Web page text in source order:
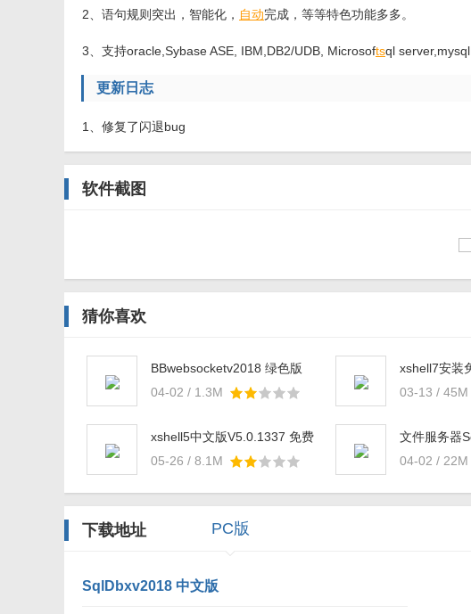
2、语句规则突出，智能化， 自动完成，等等特色功能多多。
3、支持oracle,Sybase ASE, IBM,DB2/UDB, Microsoftsql
更新日志
1、修复了闪退bug
软件截图
猜你喜欢
BBwebsocketv2018 绿色版
04-02 / 1.3M
xshell7安装
03-13 / 45M
xshell5中文版V5.0.1337 免费
05-26 / 8.1M
文件服务器
04-02 / 22M
下载地址 PC版
SqlDbxv2018 中文版